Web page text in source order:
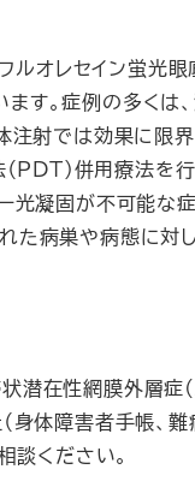
オレセイン蛍光
す。症例の多く
射では効果に限
）併用療法を
凝固が不可能な
病巣や病態に対
状潜在性網膜外層
体障害者手帳、
談ください。